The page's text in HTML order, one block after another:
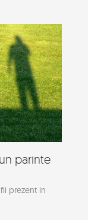
parinte
prezent in